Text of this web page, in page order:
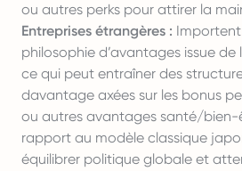
ou autres perks pour attirer la
Entreprises étrangères :
philosophie d’avantages issue de
ce qui peut entraîner des
davantage axées sur les bonus
ou autres avantages santé/bien-
rapport au modèle classique
équilibrer politique globale et